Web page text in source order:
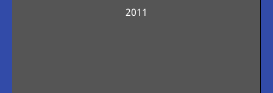
2011